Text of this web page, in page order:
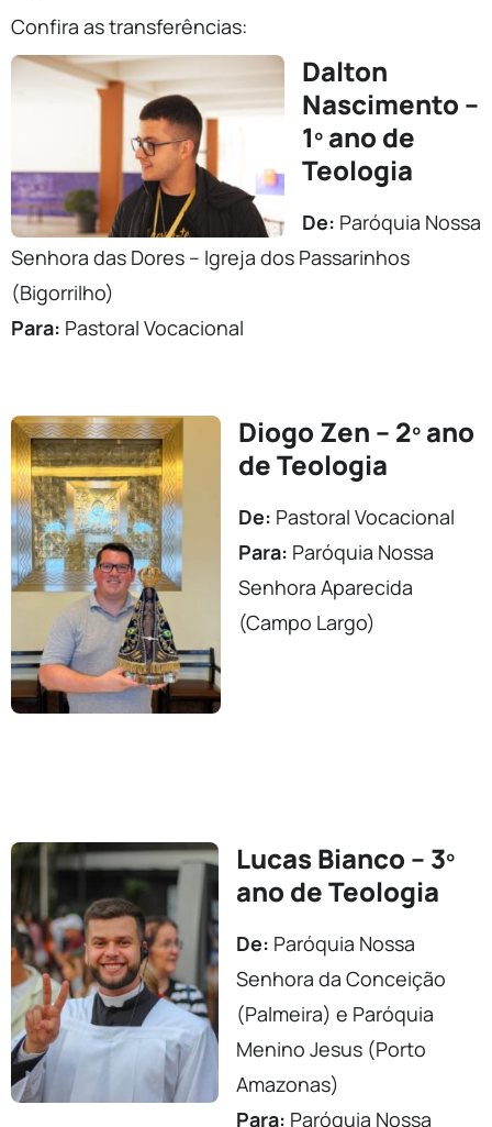
Confira as transferências:
Dalton
Nascimento –
1º ano de
Teologia
De: Paróquia Nossa
Senhora das Dores – Igreja dos Passarinhos
(Bigorrilho)
Para: Pastoral Vocacional
Diogo Zen – 2º ano
de Teologia
De: Pastoral Vocacional
Para: Paróquia Nossa
Senhora Aparecida
(Campo Largo)
Lucas Bianco – 3º
ano de Teologia
De: Paróquia Nossa
Senhora da Conceição
(Palmeira) e Paróquia
Menino Jesus (Porto
Amazonas)
Para: Paróquia Nossa